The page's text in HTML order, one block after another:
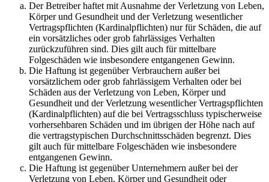
Der Betreiber haftet mit Ausnahme der Verletzung von Leben,
Körper und Gesundheit und der Verletzung wesentlicher
Vertragspflichten (Kardinalpflichten) nur für Schäden, die auf
ein vorsätzliches oder grob fahrlässiges Verhalten
zurückzuführen sind. Dies gilt auch für mittelbare
Folgeschäden wie insbesondere entgangenen Gewinn.
Die Haftung ist gegenüber Verbrauchern außer bei
vorsätzlichem oder grob fahrlässigem Verhalten oder bei
Schäden aus der Verletzung von Leben, Körper und
Gesundheit und der Verletzung wesentlicher Vertragspflichten
(Kardinalpflichten) auf die bei Vertragsschluss typischerweise
vorhersehbaren Schäden und im übrigen der Höhe nach auf
die vertragstypischen Durchschnittsschäden begrenzt. Dies
gilt auch für mittelbare Folgeschäden wie insbesondere
entgangenen Gewinn.
Die Haftung ist gegenüber Unternehmern außer bei der
Verletzung von Leben, Körper und Gesundheit oder